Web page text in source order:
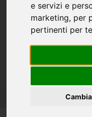
e servizi e
marketing, per
pertinenti per te